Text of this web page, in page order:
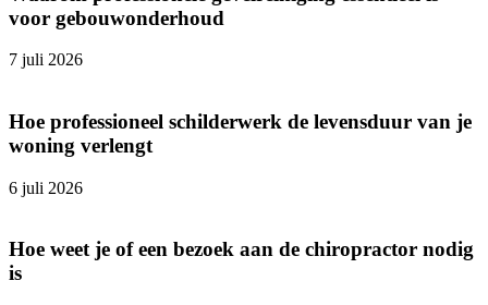
voor gebouwonderhoud
7 juli 2026
Hoe professioneel schilderwerk de levensduur van je
woning verlengt
6 juli 2026
Hoe weet je of een bezoek aan de chiropractor nodig
is